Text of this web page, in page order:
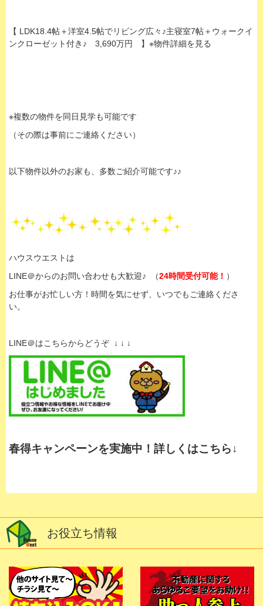
【 LDK18.4帖＋洋室4.5帖でリビング広々♪主寝室7帖＋ウォークイ
ンクローゼット付き♪ 3,690万円 】※物件詳細を見る
※複数の物件を同日見学も可能です
（その際は事前にご連絡ください）
以下物件以外のお家も、多数ご紹介可能です♪♪
ハウスウエストは
LINE＠からのお問い合わせも大歓迎♪ （24時間受付可能！ ）
お仕事がお忙しい方！時間を気にせず、いつでもご連絡くださ
い。
LINE＠はこちらからどうぞ ↓ ↓ ↓
春得キャンペーンを実施中！詳しくはこちら↓
お役立ち情報